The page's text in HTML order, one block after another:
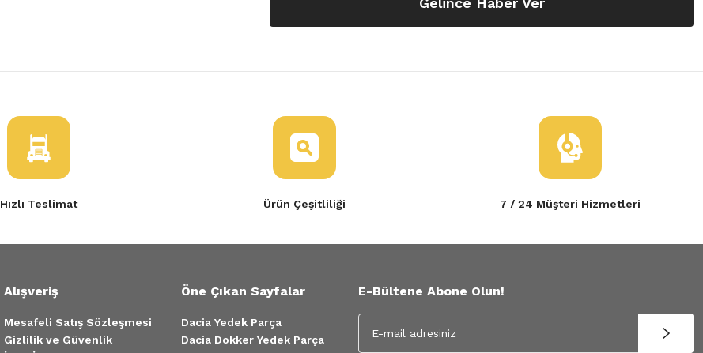
Hızlı Teslimat Ürün Çeşitliliği 7 / 24 Müşteri Hizmetleri
Alışveriş
Mesafeli Satış Sözleşmesi
Gizlilik ve Güvenlik
Öne Çıkan Sayfalar
Dacia Yedek Parça
Dacia Dokker Yedek Parça
E-Bültene Abone Olun!